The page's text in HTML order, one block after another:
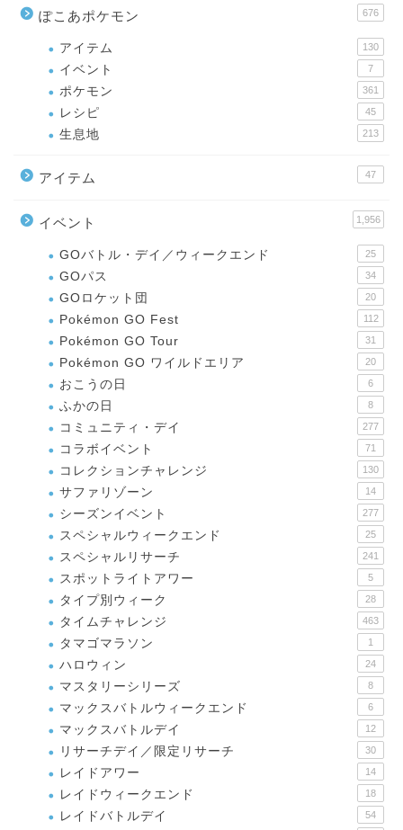
ぽこあポケモン 676
アイテム 130
イベント 7
ポケモン 361
レシピ 45
生息地 213
アイテム 47
イベント 1,956
GOバトル・デイ／ウィークエンド 25
GOパス 34
GOロケット団 20
Pokémon GO Fest 112
Pokémon GO Tour 31
Pokémon GO ワイルドエリア 20
おこうの日 6
ふかの日 8
コミュニティ・デイ 277
コラボイベント 71
コレクションチャレンジ 130
サファリゾーン 14
シーズンイベント 277
スペシャルウィークエンド 25
スペシャルリサーチ 241
スポットライトアワー 5
タイプ別ウィーク 28
タイムチャレンジ 463
タマゴマラソン 1
ハロウィン 24
マスタリーシリーズ 8
マックスバトルウィークエンド 6
マックスバトルデイ 12
リサーチデイ／限定リサーチ 30
レイドアワー 14
レイドウィークエンド 18
レイドバトルデイ 54